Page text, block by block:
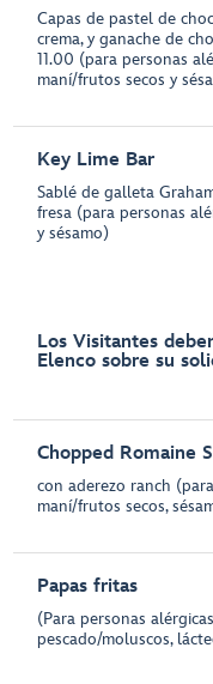
Capas de pastel de
crema, y ganache de
11.00 (para personas
maní/frutos secos y
Key Lime Bar
Sablé de galleta
fresa (para personas
y sésamo)
Los Visitantes
Elenco sobre su
Chopped Romaine
con aderezo ranch
maní/frutos secos,
Papas fritas
(Para personas
pescado/moluscos,